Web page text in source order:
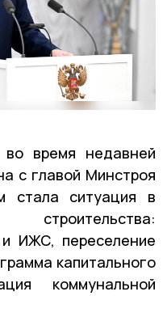
время недавней
с главой Минстроя
стала ситуация в
ИЖС, переселение
капитального
коммунальной